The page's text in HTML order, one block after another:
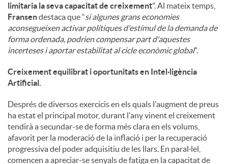
limitaria la seva capacitat de creixement”. Al mateix temps,
Fransendestaca que “si algunes grans economies
aconsegueixen activar polítiques d'estímul de la demanda de
forma ordenada, podrien compensar part d'aquestes
incerteses i aportar estabilitat al cicle econòmic global”.
Creixement equilibrat i oportunitats en Intel·ligència
Artificial.
Després de diversos exercicis en els quals l'augment de preus
ha estat el principal motor, durant l'any vinent el creixement
tendirà a secundar-se de forma més clara en els volums,
afavorit per la moderació de la inflació i per la recuperació
progressiva del poder adquisitiu de les llars. En paral·lel,
comencen a apreciar-se senyals de fatiga en la capacitat de